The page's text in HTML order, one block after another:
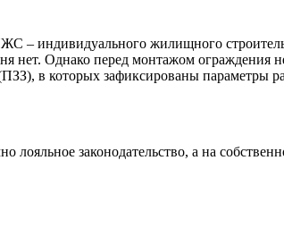
– индивидуального жилищного
нет. Однако перед монтажом ограждения
в которых зафиксированы параметры
законодательство, а на